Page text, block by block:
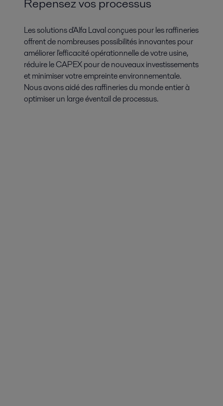
Repensez vos processus
Les solutions d'Alfa Laval conçues pour les raffineries
offrent de nombreuses possibilités innovantes pour
améliorer l'efficacité opérationnelle de votre usine,
réduire le CAPEX pour de nouveaux investissements
et minimiser votre empreinte environnementale.
Nous avons aidé des raffineries du monde entier à
optimiser un large éventail de processus.